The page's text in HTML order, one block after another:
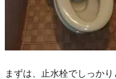
まずは、止水栓でしっか